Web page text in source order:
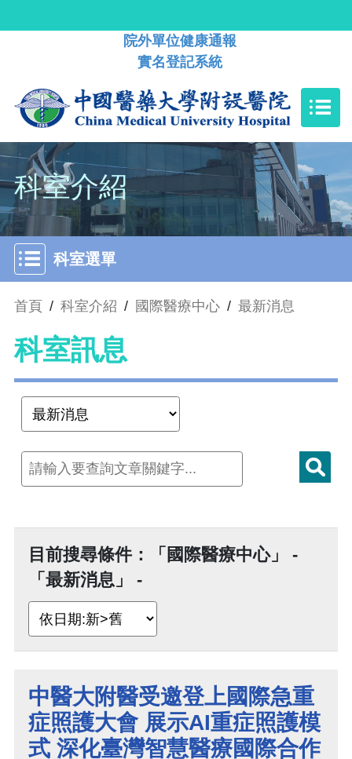
院外單位健康通報
實名登記系統
科室介紹
科室選單
首頁 / 科室介紹 / 國際醫療中心 / 最新消息
科室訊息
目前搜尋條件：「國際醫療中心」 -
「最新消息」 -
中醫大附醫受邀登上國際急重
症照護大會 展示AI重症照護模
式 深化臺灣智慧醫療國際合作